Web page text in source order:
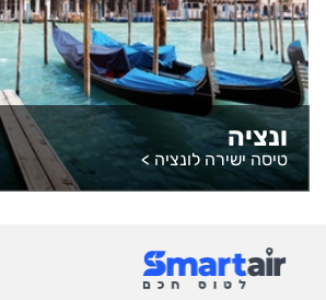
ונציה
טיסה ישירה לונציה>